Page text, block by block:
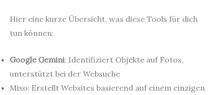
Hier eine kurze Übersicht, was diese Tools für dich
tun können:
Google Gemini: Identifiziert Objekte auf Fotos,
unterstützt bei der Websuche
Mixo: Erstellt Websites basierend auf einem einzigen